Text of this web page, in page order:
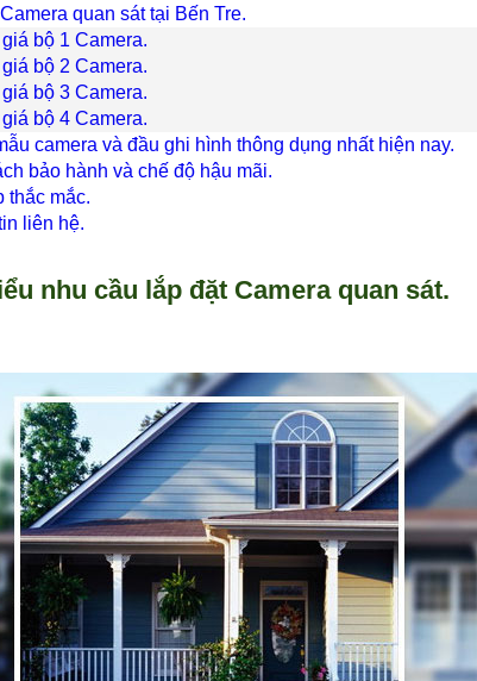
Camera quan sát tại Bến Tre.
bộ 1 Camera.
bộ 2 Camera.
bộ 3 Camera.
bộ 4 Camera.
camera và đầu ghi hình thông dụng nhất hiện nay.
bảo hành và chế độ hậu mãi.
thắc mắc.
liên hệ.
nhu cầu lắp đặt Camera quan sát.